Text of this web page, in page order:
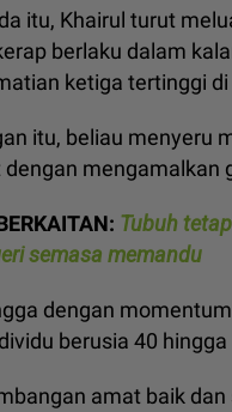
itu, Khairul turut
berlaku dalam
ketiga tertinggi
itu, beliau menyeru
dengan mengamalkan
Tubuh
semasa memandu
dengan
berusia 40
amat baik